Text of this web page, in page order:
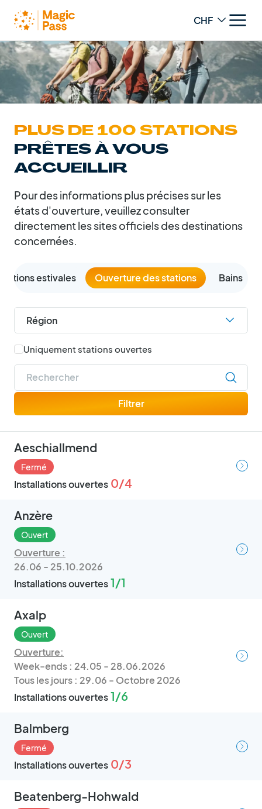
Change
PLUS DE 100 STATIONS
PRÊTES À VOUS
ACCUEILLIR
Pour des informations plus précises sur les
états d'ouverture, veuillez consulter
directement les sites officiels des destinations
concernées.
estivales Ouverture des stations Bains
Région
Berne
France
Fribourg
Italie
Neuchâtel
Nidwald
Obwald
Schwytz
Vaud
Uniquement stations ouvertes
Rechercher
Filtrer
Aeschiallmend
Fermé
Installations ouvertes 0/4
Anzère
Ouvert
Ouverture :
26.06 - 25.10.2026
Installations ouvertes1/1
Axalp
Ouvert
Ouverture:
Week-ends : 24.05 - 28.06.2026
Tous les jours : 29.06 - Octobre 2026
Installations ouvertes1/6
Balmberg
Fermé
Installations ouvertes 0/3
Beatenberg-Hohwald